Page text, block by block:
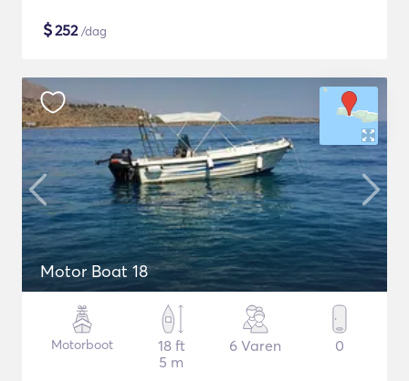
$252/dag
Motor Boat 18
Motorboot
18 ft
5 m
6 Varen 0